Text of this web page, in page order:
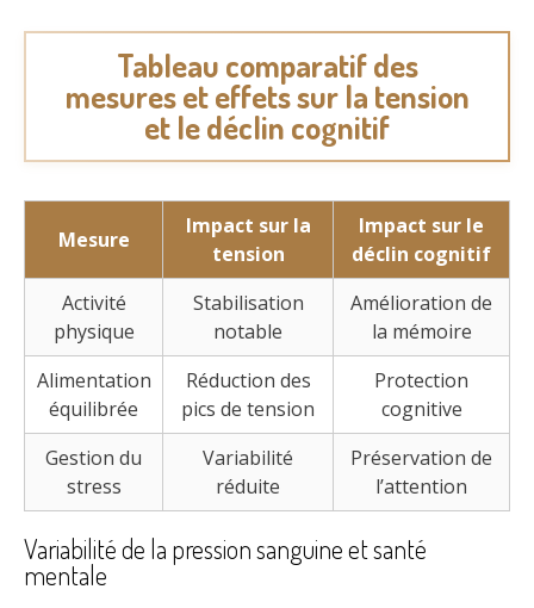
Tableau comparatif des
mesures et effets sur la tension
et le déclin cognitif
Mesure
Impact sur la
tension
Impact sur le
déclin cognitif
Activité
physique
Stabilisation
notable
Amélioration de
la mémoire
Alimentation
équilibrée
Réduction des
pics de tension
Protection
cognitive
Gestion du
stress
Variabilité
réduite
Préservation de
l’attention
Variabilité de la pression sanguine et santé
mentale